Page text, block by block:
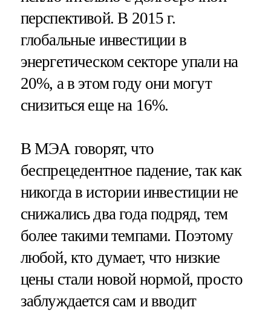
перспективой. В 2015 г.
глобальные инвестиции в
энергетическом секторе упали на
20%, а в этом году они могут
снизиться еще на 16%.
В МЭА говорят, что
беспрецедентное падение, так как
никогда в истории инвестиции не
снижались два года подряд, тем
более такими темпами. Поэтому
любой, кто думает, что низкие
цены стали новой нормой, просто
заблуждается сам и вводит